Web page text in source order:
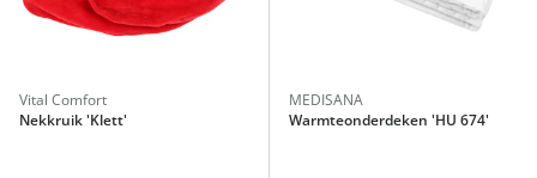
Vital Comfort
Nekkruik 'Klett'
MEDISANA
Warmteonderdeken 'HU 674'